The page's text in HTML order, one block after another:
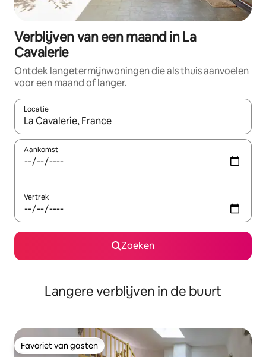
Verblijven van een maand in La
Cavalerie
Ontdek langetermijnwoningen die als thuis aanvoelen
voor een maand of langer.
Locatie
Wanneer er resultaten beschikbaar zijn, maak je een keuze
Aankomst
Vertrek
Zoeken
Langere verblijven in de buurt
Favoriet van gasten
Favoriet van gasten